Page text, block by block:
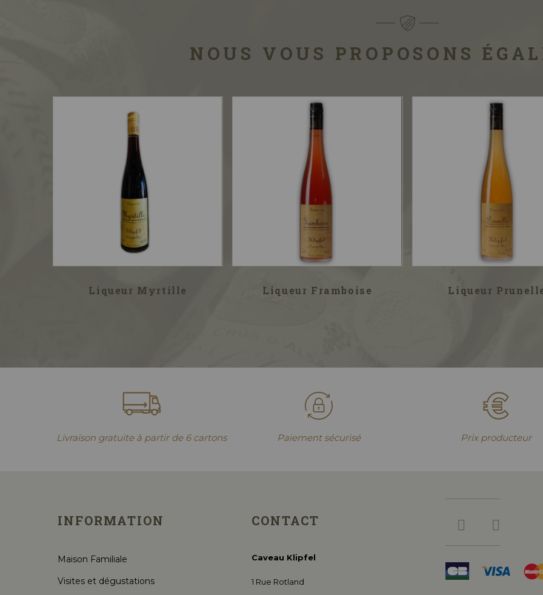
NOUS VOUS PROPOSONS
Liqueur Myrtille Liqueur Framboise Liqueur
Livraison gratuite à partir de 6 cartons Paiement sécurisé Prix producteur
INFORMATION
Maison Familiale
Visites et dégustations
CONTACT
Caveau Klipfel
1 Rue Rotland